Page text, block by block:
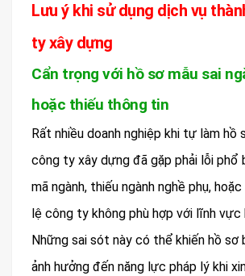
Lưu ý khi sử dụng dịch vụ
ty xây dựng
Cẩn trọng với hồ sơ mẫu sai
hoặc thiếu thông tin
Rất nhiều doanh nghiệp khi tự làm hồ
công ty xây dựng đã gặp phải lỗi phổ
mã ngành, thiếu ngành nghề phụ,
lệ công ty không phù hợp với lĩnh vực
Những sai sót này có thể khiến hồ sơ
ảnh hưởng đến năng lực pháp lý khi